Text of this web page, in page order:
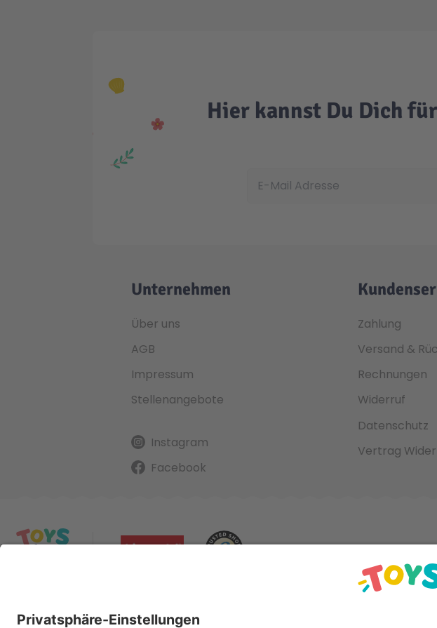
Hier kannst Du Dich
Unternehmen
Über uns
AGB
Impressum
Stellenangebote
Instagram
Facebook
Zahlung
Versand &
Rechnungen
Widerruf
Datenschutz
Vertrag